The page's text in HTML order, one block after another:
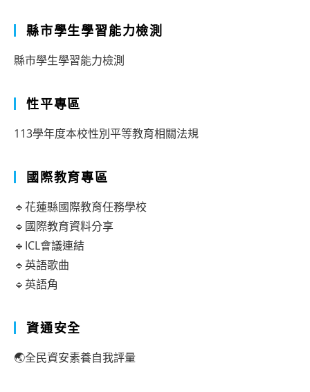
縣市學生學習能力檢測
縣市學生學習能力檢測
性平專區
113學年度本校性別平等教育相關法規
國際教育專區
🔹花蓮縣國際教育任務學校
🔹國際教育資料分享
🔹ICL會議連結
🔹英語歌曲
🔹英語角
資通安全
🌏全民資安素養自我評量